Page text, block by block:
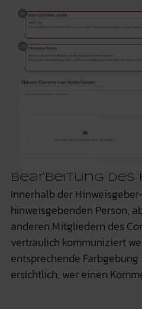
Bearbeitung des
Innerhalb der
hinweisgebenden Person,
anderen Mitgliedern des
vertraulich kommuniziert
entsprechende
ersichtlich, wer einen